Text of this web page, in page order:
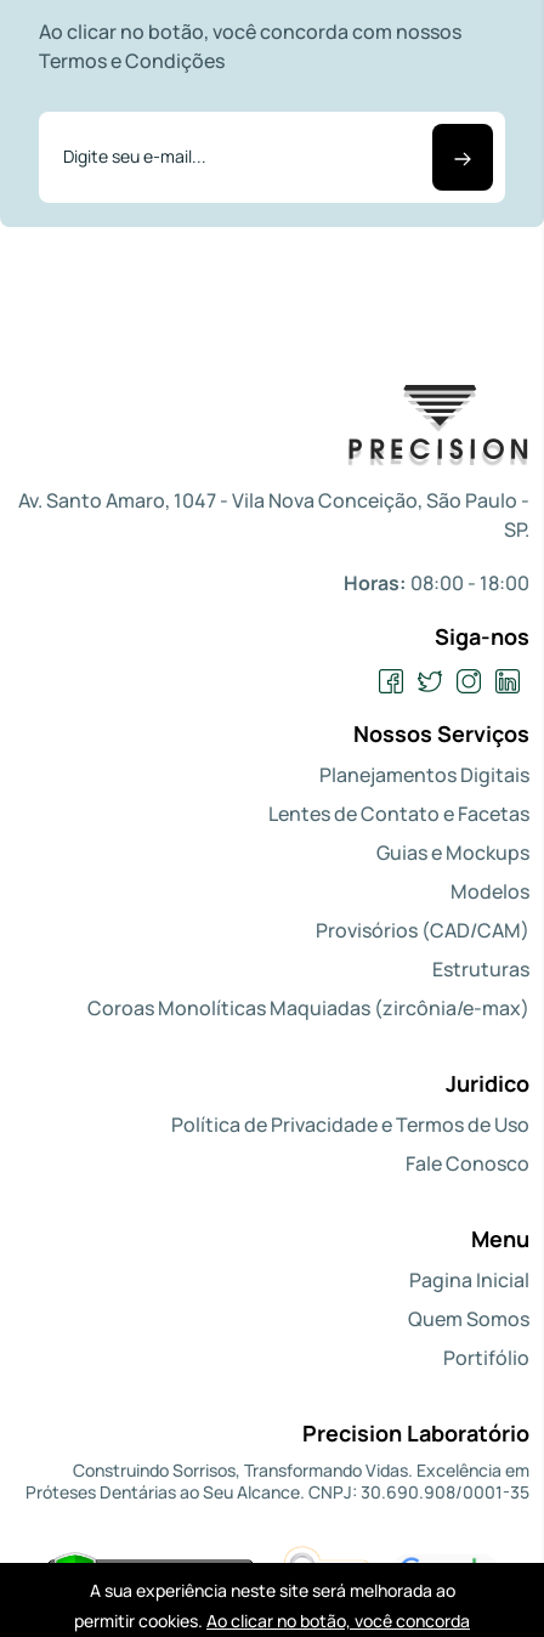
Ao clicar no botão, você concorda com nossos
Termos e Condições
Av. Santo Amaro, 1047 - Vila Nova Conceição, São Paulo -
SP.
Horas: 08:00 - 18:00
Siga-nos
Nossos Serviços
Planejamentos Digitais
Lentes de Contato e Facetas
Guias e Mockups
Modelos
Provisórios (CAD/CAM)
Estruturas
Coroas Monolíticas Maquiadas (zircônia/e-max)
Juridico
Política de Privacidade e Termos de Uso
Fale Conosco
Menu
Pagina Inicial
Quem Somos
Portifólio
Precision Laboratório
Construindo Sorrisos, Transformando Vidas. Excelência em
Próteses Dentárias ao Seu Alcance. CNPJ: 30.690.908/0001-35
A sua experiência neste site será melhorada ao
permitir cookies. Ao clicar no botão, você concorda